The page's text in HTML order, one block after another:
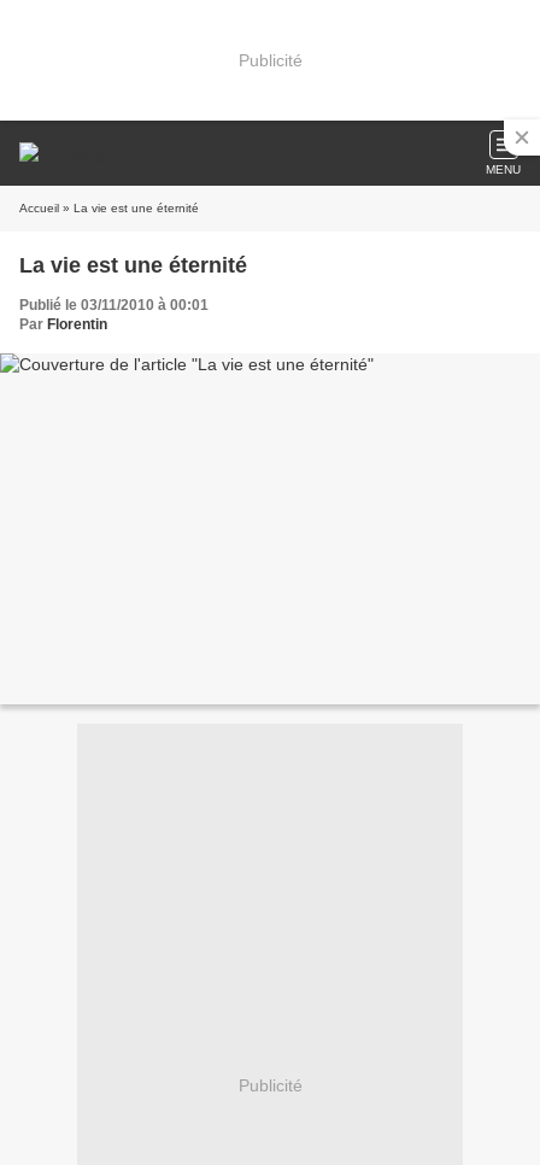
Publicité
MENU
Accueil » La vie est une éternité
La vie est une éternité
Publié le 03/11/2010 à 00:01
Par Florentin
Publicité